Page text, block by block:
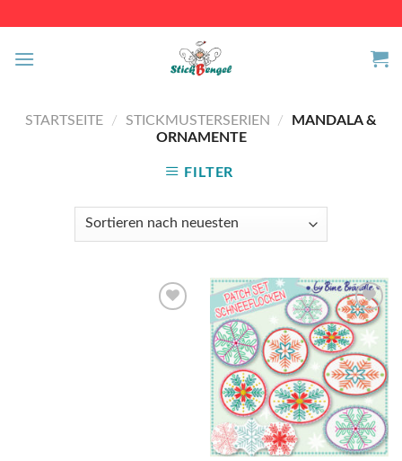
content
STARTSEITE / STICKMUSTERSERIEN /
MANDALA &
ORNAMENTE
FILTER
Auf die
Wunschliste